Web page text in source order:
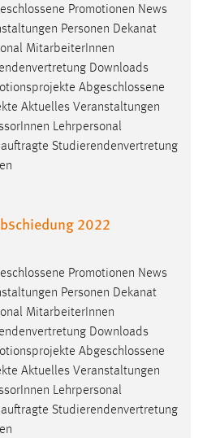
Promotionen News
Personen Dekanat
MitarbeiterInnen
Downloads
Abgeschlossene
Aktuelles Veranstaltungen
Innen Lehrpersonal
Studierendenvertretung
2022
Promotionen News
Personen Dekanat
MitarbeiterInnen
Downloads
Abgeschlossene
Aktuelles Veranstaltungen
Innen Lehrpersonal
Studierendenvertretung
wird in diesem Cookie
ist.
gewählte Sprache der Website.
mibew_locale, mibew-